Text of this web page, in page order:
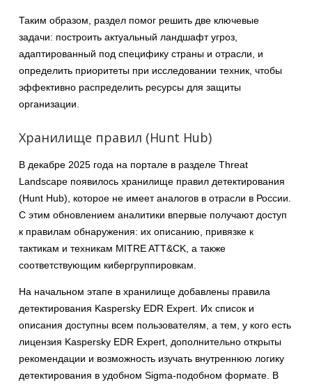
Таким образом, раздел помог решить две ключевые
задачи: построить актуальный ландшафт угроз,
адаптированный под специфику страны и отрасли, и
определить приоритеты при исследовании техник, чтобы
эффективно распределить ресурсы для защиты
организации.
Хранилище правил (Hunt Hub)
В декабре 2025 года на портале в разделе Threat
Landscape появилось хранилище правил детектирования
(Hunt Hub), которое не имеет аналогов в отрасли в России.
С этим обновлением аналитики впервые получают доступ
к правилам обнаружения: их описанию, привязке к
тактикам и техникам MITRE ATT&CK, а также
соответствующим кибергруппировкам.
На начальном этапе в хранилище добавлены правила
детектирования Kaspersky EDR Expert. Их список и
описания доступны всем пользователям, а тем, у кого есть
лицензия Kaspersky EDR Expert, дополнительно открыты
рекомендации и возможность изучать внутреннюю логику
детектирования в удобном Sigma-подобном формате. В